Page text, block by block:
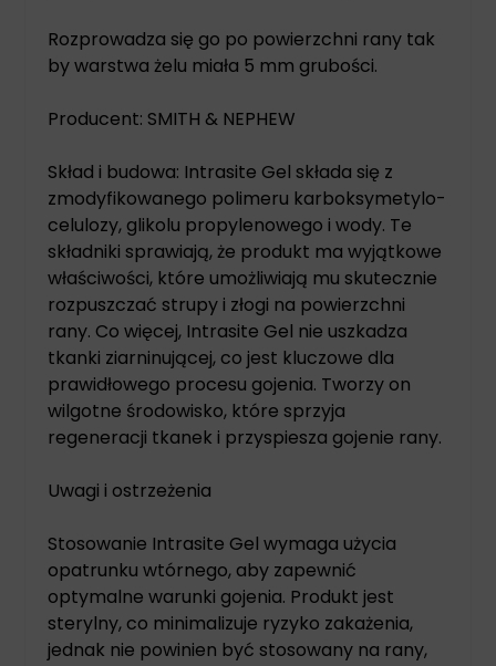
Rozprowadza się go po powierzchni rany tak
by warstwa żelu miała 5 mm grubości.
Producent: SMITH & NEPHEW
Skład i budowa: Intrasite Gel składa się z
zmodyfikowanego polimeru karboksymetylo-
celulozy, glikolu propylenowego i wody. Te
składniki sprawiają, że produkt ma wyjątkowe
właściwości, które umożliwiają mu skutecznie
rozpuszczać strupy i złogi na powierzchni
rany. Co więcej, Intrasite Gel nie uszkadza
tkanki ziarninującej, co jest kluczowe dla
prawidłowego procesu gojenia. Tworzy on
wilgotne środowisko, które sprzyja
regeneracji tkanek i przyspiesza gojenie rany.
Uwagi i ostrzeżenia
Stosowanie Intrasite Gel wymaga użycia
opatrunku wtórnego, aby zapewnić
optymalne warunki gojenia. Produkt jest
sterylny, co minimalizuje ryzyko zakażenia,
jednak nie powinien być stosowany na rany,